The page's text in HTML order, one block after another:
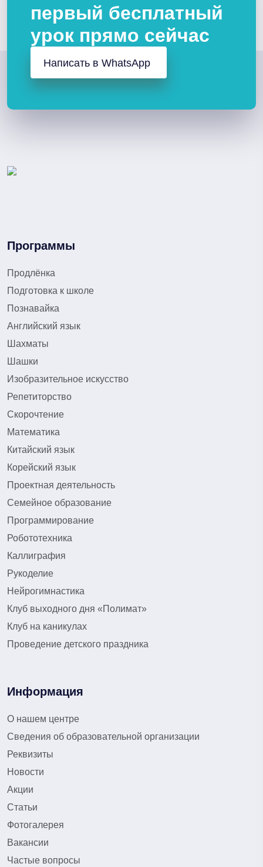
первый бесплатный
урок прямо сейчас
Написать в WhatsApp
Программы
Продлёнка
Подготовка к школе
Познавайка
Английский язык
Шахматы
Шашки
Изобразительное искусство
Репетиторство
Скорочтение
Математика
Китайский язык
Корейский язык
Проектная деятельность
Семейное образование
Программирование
Робототехника
Каллиграфия
Рукоделие
Нейрогимнастика
Клуб выходного дня «Полимат»
Клуб на каникулах
Проведение детского праздника
Информация
О нашем центре
Сведения об образовательной организации
Реквизиты
Новости
Акции
Статьи
Фотогалерея
Вакансии
Частые вопросы